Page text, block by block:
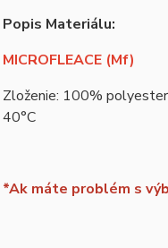
Popis Materiálu:
MICROFLEACE (Mf)
Zloženie: 100% polyester
40°C
*Ak máte problém s